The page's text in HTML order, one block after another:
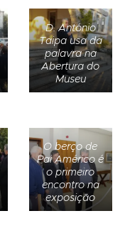
D. António
Taipa usa da
palavra na
Abertura do
Museu
O berço de
Pai Américo é
o primeiro
encontro na
exposição